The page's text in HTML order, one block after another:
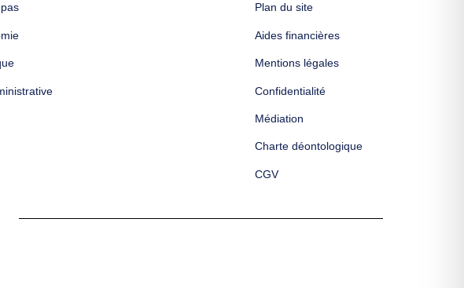
Plan du site
Aides financières
Mentions légales
Confidentialité
Médiation
Charte déontologique
CGV